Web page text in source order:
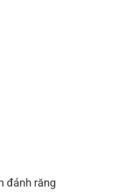
đánh răng